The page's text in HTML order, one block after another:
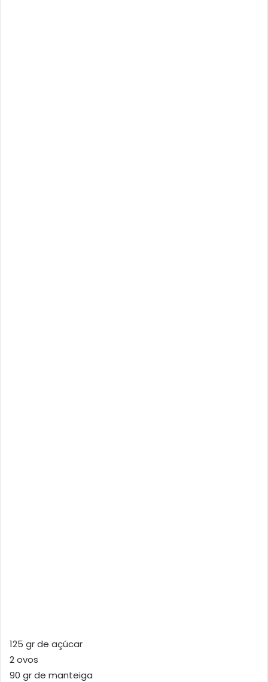
125 gr de açúcar
2 ovos
90 gr de manteiga